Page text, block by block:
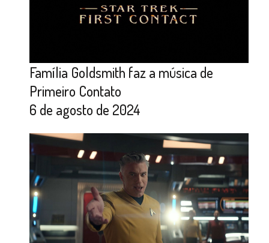
Família Goldsmith faz a música de
Primeiro Contato
6 de agosto de 2024